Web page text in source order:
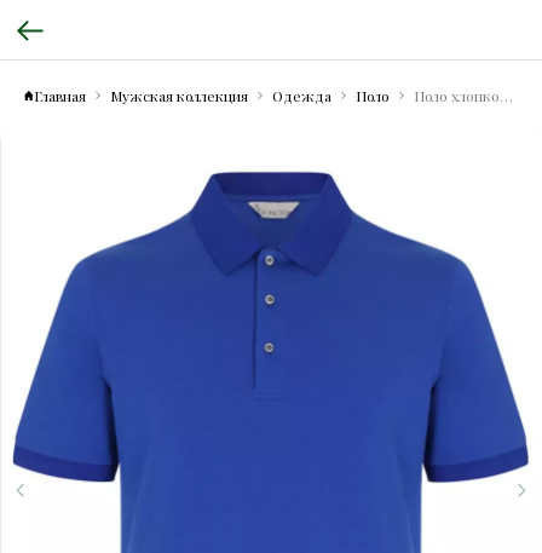
Главная Мужская коллекция Одежда Поло Поло хлопковое